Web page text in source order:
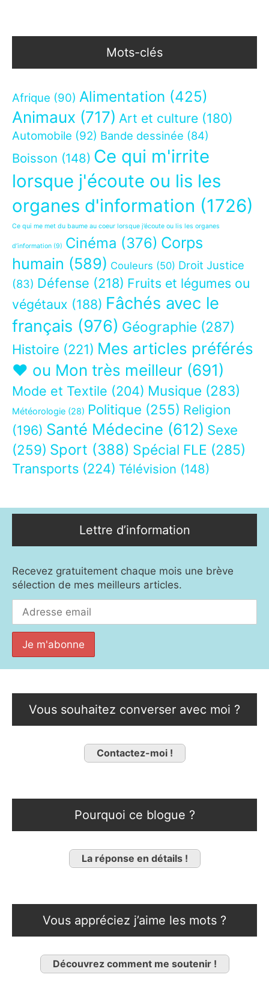
Mots-clés
Afrique (90) Alimentation (425)
Animaux (717) Art et culture (180)
Automobile (92) Bande dessinée (84)
Boisson (148) Ce qui m'irrite
lorsque j'écoute ou lis les
organes d'information (1726)
Ce qui me met du baume au coeur lorsque j’écoute ou lis les organes
d’information (9) Cinéma (376) Corps
humain (589) Couleurs (50) Droit Justice
(83) Défense (218) Fruits et légumes ou
végétaux (188) Fâchés avec le
français (976) Géographie (287)
Histoire (221) Mes articles préférés
❤ ou Mon très meilleur (691)
Mode et Textile (204) Musique (283)
Météorologie (28) Politique (255) Religion
(196) Santé Médecine (612) Sexe
(259) Sport (388) Spécial FLE (285)
Transports (224) Télévision (148)
Lettre d’information
Recevez gratuitement chaque mois une brève
sélection de mes meilleurs articles.
Vous souhaitez converser avec moi ?
Contactez-moi !
Pourquoi ce blogue ?
La réponse en détails !
Vous appréciez j’aime les mots ?
Découvrez comment me soutenir !